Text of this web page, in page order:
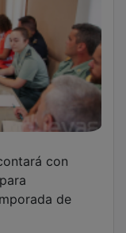
con
de